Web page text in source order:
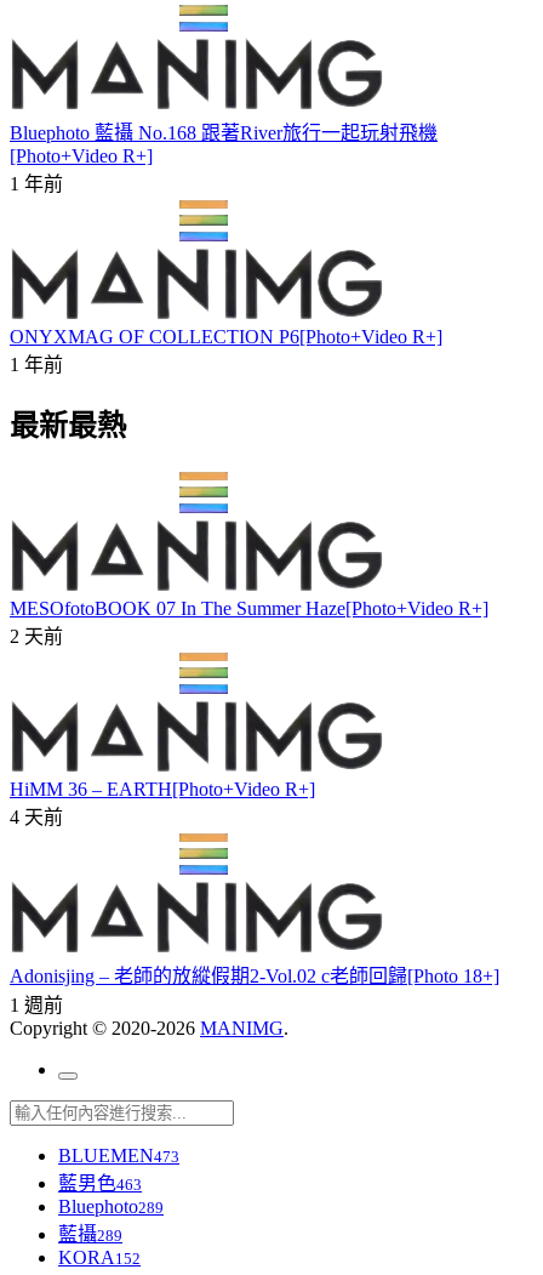
Bluephoto 藍攝 No.168 跟著River旅行一起玩射飛機
[Photo+Video R+]
1 年前
ONYXMAG OF COLLECTION P6[Photo+Video R+]
1 年前
最新最熱
MESOfotoBOOK 07 In The Summer Haze[Photo+Video R+]
2 天前
HiMM 36 – EARTH[Photo+Video R+]
4 天前
Adonisjing – 老師的放縱假期2-Vol.02 c老師回歸[Photo 18+]
1 週前
Copyright © 2020-2026 MANIMG.
BLUEMEN473
藍男色463
Bluephoto289
藍攝289
KORA 152